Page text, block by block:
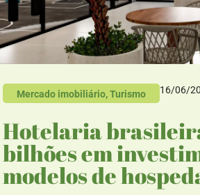
Mercado imobiliário,Turismo 16/06/
Hotelaria
bilhões em
modelos de